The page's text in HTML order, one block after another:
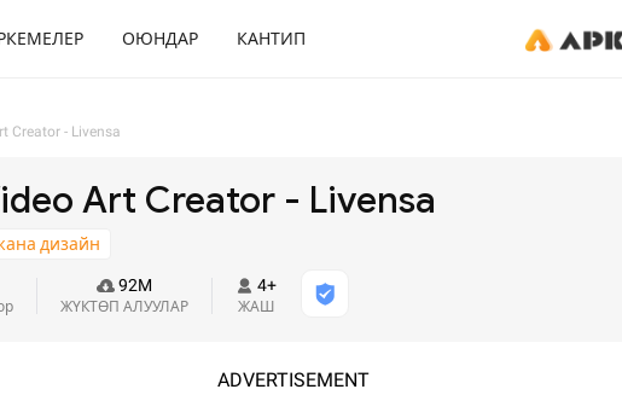
ОЮНДАР КАНТИП
Creator - Livensa
Art Creator - Livensa
дизайн
92M
ЖҮКТӨП АЛУУЛАР
4+
ЖАШ
ADVERTISEMENT